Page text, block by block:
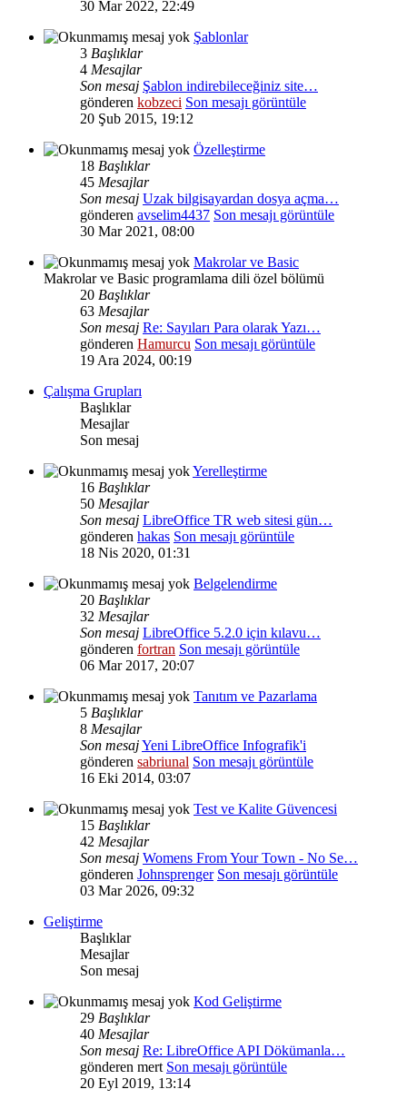
30 Mar 2022, 22:49
Şablonlar
3 Başlıklar
4 Mesajlar
Son mesaj Şablon indirebileceğiniz site…
gönderen kobzeci Son mesajı görüntüle
20 Şub 2015, 19:12
Özelleştirme
18 Başlıklar
45 Mesajlar
Son mesaj Uzak bilgisayardan dosya açma…
gönderen avselim4437 Son mesajı görüntüle
30 Mar 2021, 08:00
Makrolar ve Basic
Makrolar ve Basic programlama dili özel bölümü
20 Başlıklar
63 Mesajlar
Son mesaj Re: Sayıları Para olarak Yazı…
gönderen Hamurcu Son mesajı görüntüle
19 Ara 2024, 00:19
Çalışma Grupları
Başlıklar
Mesajlar
Son mesaj
Yerelleştirme
16 Başlıklar
50 Mesajlar
Son mesaj LibreOffice TR web sitesi gün…
gönderen hakas Son mesajı görüntüle
18 Nis 2020, 01:31
Belgelendirme
20 Başlıklar
32 Mesajlar
Son mesaj LibreOffice 5.2.0 için kılavu…
gönderen fortran Son mesajı görüntüle
06 Mar 2017, 20:07
Tanıtım ve Pazarlama
5 Başlıklar
8 Mesajlar
Son mesajYeni LibreOffice Infografik'i
gönderen sabriunal Son mesajı görüntüle
16 Eki 2014, 03:07
Test ve Kalite Güvencesi
15 Başlıklar
42 Mesajlar
Son mesaj Womens From Your Town - No Se…
gönderen Johnsprenger Son mesajı görüntüle
03 Mar 2026, 09:32
Geliştirme
Başlıklar
Mesajlar
Son mesaj
Kod Geliştirme
29 Başlıklar
40 Mesajlar
Son mesaj Re: LibreOffice API Dökümanla…
gönderen mert Son mesajı görüntüle
20 Eyl 2019, 13:14